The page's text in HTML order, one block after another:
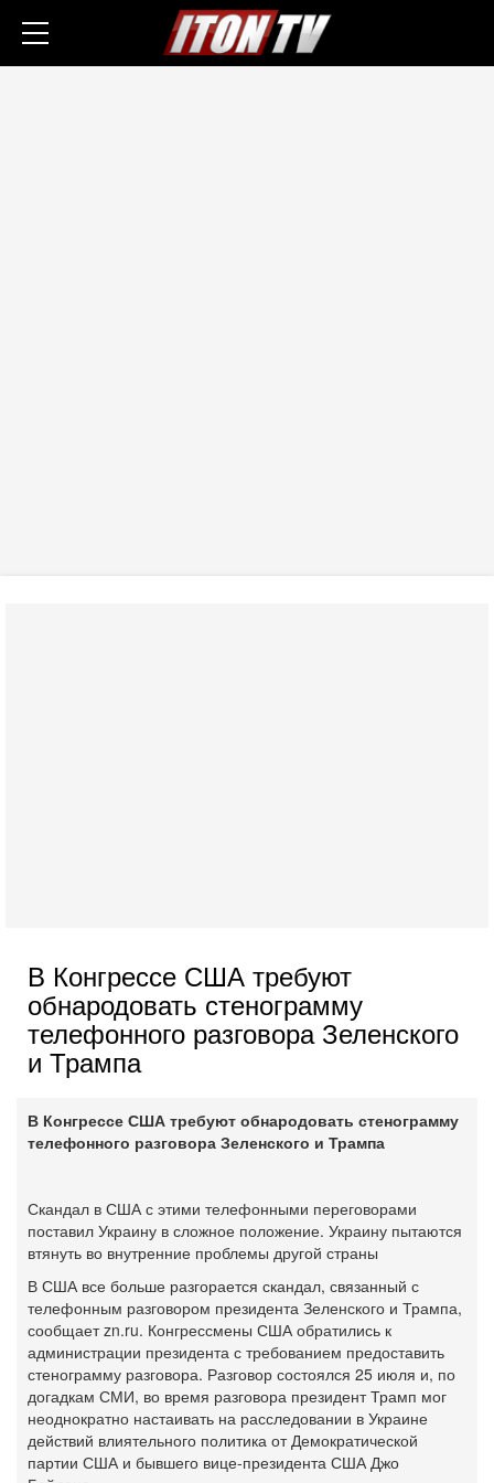
В Конгрессе США требуют
обнародовать стенограмму
телефонного разговора Зеленского
и Трампа
В Конгрессе США требуют обнародовать стенограмму
телефонного разговора Зеленского и Трампа
Скандал в США с этими телефонными переговорами
поставил Украину в сложное положение. Украину пытаются
втянуть во внутренние проблемы другой страны
В США все больше разгорается скандал, связанный с
телефонным разговором президента Зеленского и Трампа,
сообщает zn.ru. Конгрессмены США обратились к
администрации президента с требованием предоставить
стенограмму разговора. Разговор состоялся 25 июля и, по
догадкам СМИ, во время разговора президент Трамп мог
неоднократно настаивать на расследовании в Украине
действий влиятельного политика от Демократической
партии США и бывшего вице-президента США Джо